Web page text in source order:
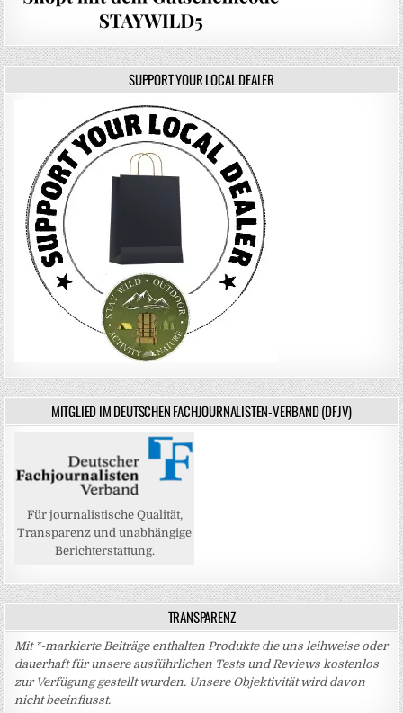
SUPPORT YOUR LOCAL DEALER
MITGLIED IM DEUTSCHEN FACHJOURNALISTEN-VERBAND (DFJV)
Für journalistische Qualität,
Transparenz und unabhängige
Berichterstattung.
TRANSPARENZ
Mit *-markierte Beiträge enthalten Produkte die uns leihweise oder
dauerhaft für unsere ausführlichen Tests und Reviews kostenlos
zur Verfügung gestellt wurden. Unsere Objektivität wird davon
nicht beeinflusst.